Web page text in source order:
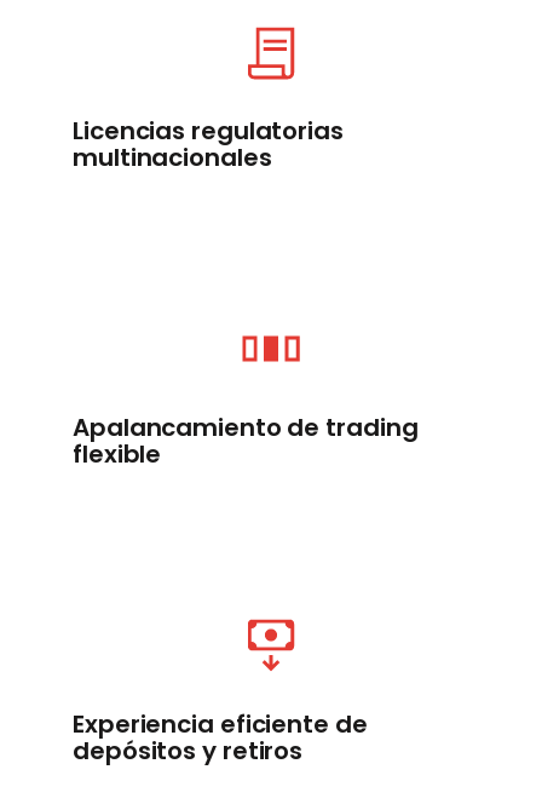
Licencias regulatorias
multinacionales
Apalancamiento de trading
flexible
Experiencia eficiente de
depósitos y retiros